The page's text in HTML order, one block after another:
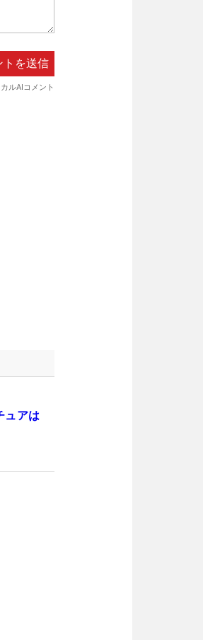
ュアは